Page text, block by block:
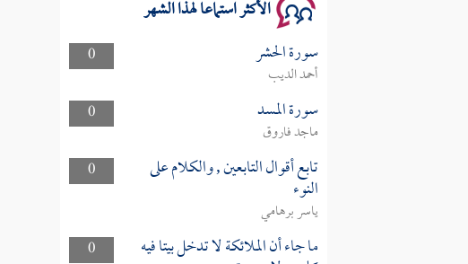
الأكثر استماعا لهذا الشهر
0 سورة الحشر
أحمد الديب
0
سورة المسد
ماجد فاروق
0
تابع أقوال التابعين , والكلام على
النوء
ياسر برهامي
0
ما جاء أن الملائكة لا تدخل بيتا فيه